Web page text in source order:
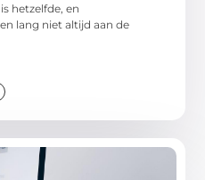
hetzelfde, en
lang niet altijd aan de